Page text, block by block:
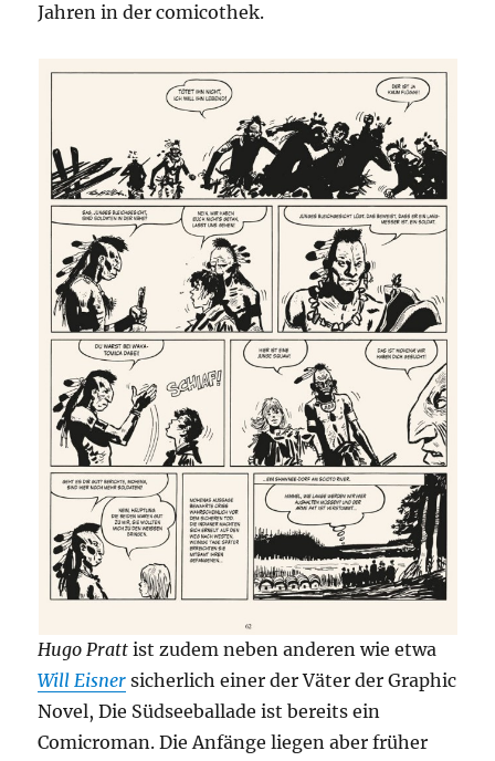
Jahren in der comicothek.
Hugo Pratt ist zudem neben anderen wie etwa
Will Eisner sicherlich einer der Väter der Graphic
Novel, Die Südseeballade ist bereits ein
Comicroman. Die Anfänge liegen aber früher